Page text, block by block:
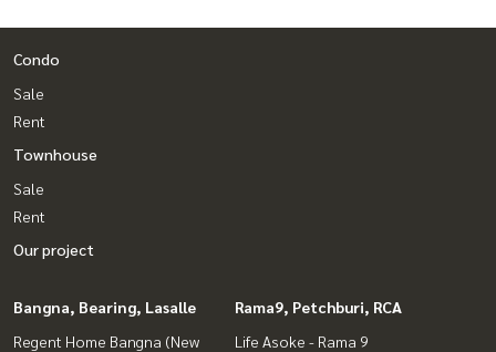
Condo
Sale
Rent
Townhouse
Sale
Rent
Our project
Bangna, Bearing, Lasalle
Regent Home Bangna (New
Rama9, Petchburi, RCA
Life Asoke - Rama 9